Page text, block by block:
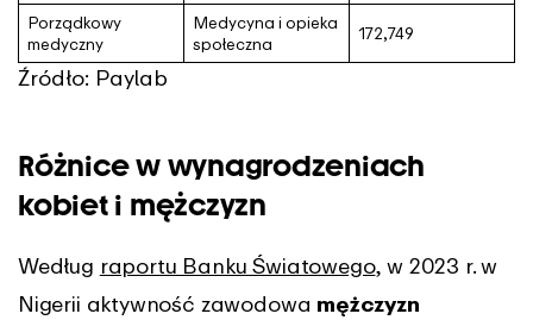
Porządkowy
medyczny
Medycyna i opieka
społeczna
172,749
Źródło: Paylab
Różnice w wynagrodzeniach
kobiet i mężczyzn
Według raportu Banku Światowego, w 2023 r. w
Nigerii aktywność zawodowa mężczyzn